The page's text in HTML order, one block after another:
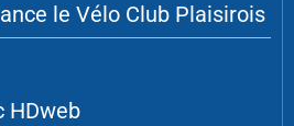
le Vélo Club Plaisirois
HDweb